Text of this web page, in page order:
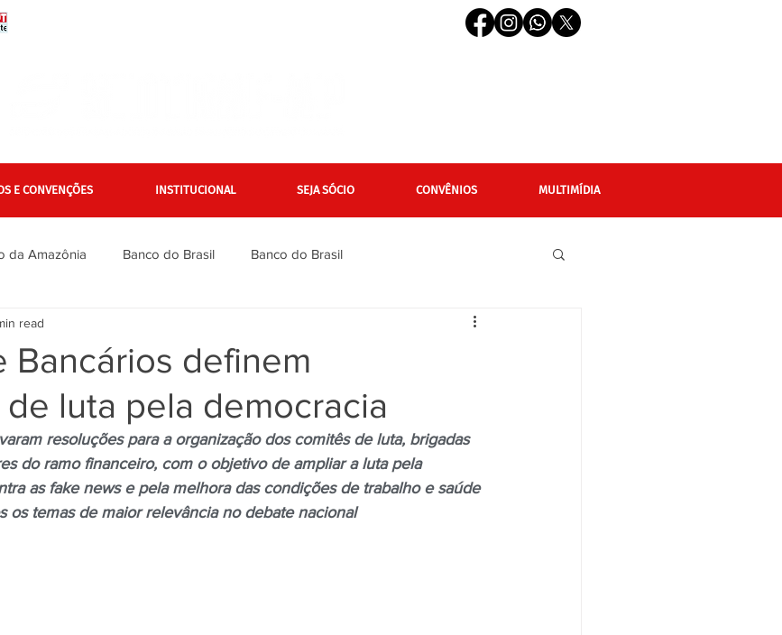
E CONVENÇÕES INSTITUCIONAL SEJA SÓCIO CONVÊNIOS MULTIMÍDIA
da Amazônia Banco do Brasil Banco do Brasil
Editais
Gerais Itaú Itaú Unibanco Jurídico
Negros Notícias Outros Bancos Santander Santander
Bancários definem
luta pela democracia
read
resoluções para a organização dos comitês de luta, brigadas
do ramo financeiro, com o objetivo de ampliar a luta pela
as fake news e pela melhora das condições de trabalho e saúde
os temas de maior relevância no debate nacional